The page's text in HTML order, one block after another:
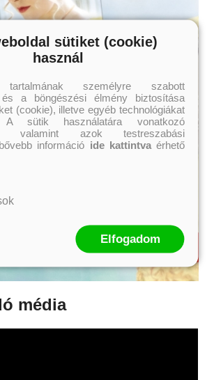
média
sütiket (cookie)
használ
tartalmának személyre szabott
és a böngészési élmény biztosítása
(cookie), illetve egyéb technológiákat
A sütik használatára vonatkozó
valamint azok testreszabási
információ ide kattintvaérhető
Elfogadom